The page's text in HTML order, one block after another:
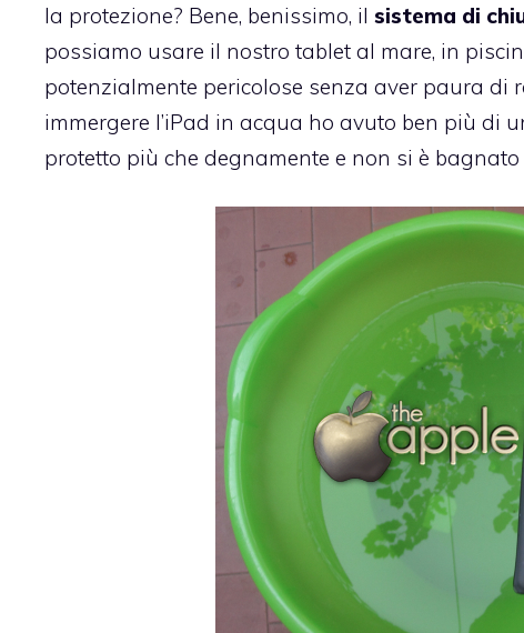
la protezione? Bene, benissimo, il sistema di
possiamo usare il nostro tablet al mare, in
potenzialmente pericolose senza aver paura di
immergere l’iPad in acqua ho avuto ben più di
protetto più che degnamente e non si è